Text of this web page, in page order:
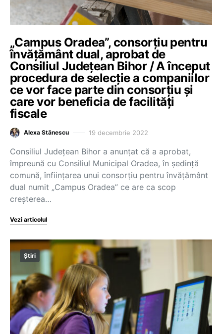
„Campus Oradea”, consorțiu pentru
învățământ dual, aprobat de
Consiliul Județean Bihor / A început
procedura de selecție a companiilor
ce vor face parte din consorțiu și
care vor beneficia de facilități
fiscale
Alexa Stănescu 19 decembrie 2022
Consiliul Judeţean Bihor a anunţat că a aprobat,
împreună cu Consiliul Municipal Oradea, în şedinţă
comună, înfiinţarea unui consorţiu pentru învăţământ
dual numit „Campus Oradea” ce are ca scop
creşterea…
Vezi articolul
Știri